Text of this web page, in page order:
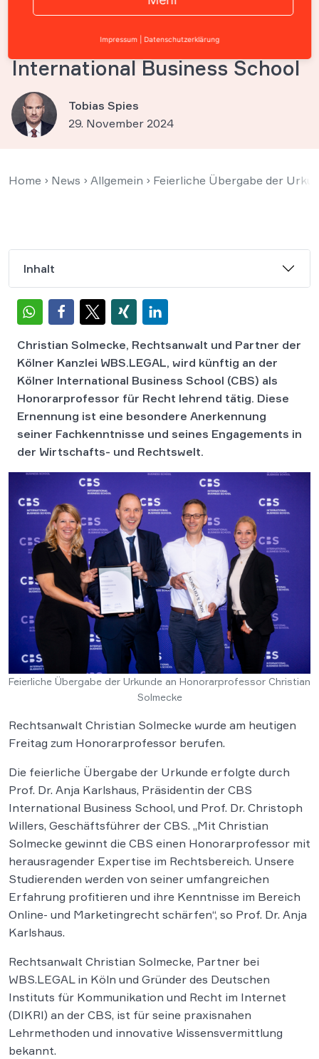
Solmecke wird
Honorarprofessor an der CBS
International Business School
Tobias Spies
29. November 2024
Home › News › Allgemein › Feierliche Übergabe der
Inhalt
Christian Solmecke, Rechtsanwalt und Partner der
Kölner Kanzlei WBS.LEGAL, wird künftig an der
Kölner International Business School (CBS) als
Honorarprofessor für Recht lehrend tätig. Diese
Ernennung ist eine besondere Anerkennung
seiner Fachkenntnisse und seines Engagements in
der Wirtschafts- und Rechtswelt.
Feierliche Übergabe der Urkunde an Honorarprofessor Christian
Solmecke
Rechtsanwalt Christian Solmecke wurde am heutigen
Freitag zum Honorarprofessor berufen.
Die feierliche Übergabe der Urkunde erfolgte durch
Prof. Dr. Anja Karlshaus, Präsidentin der CBS
International Business School, und Prof. Dr. Christoph
Willers, Geschäftsführer der CBS. „Mit Christian
Solmecke gewinnt die CBS einen Honorarprofessor mit
herausragender Expertise im Rechtsbereich. Unsere
Studierenden werden von seiner umfangreichen
Erfahrung profitieren und ihre Kenntnisse im Bereich
Online- und Marketingrecht schärfen“, so Prof. Dr. Anja
Karlshaus.
Rechtsanwalt Christian Solmecke, Partner bei
WBS.LEGAL in Köln und Gründer des Deutschen
Instituts für Kommunikation und Recht im Internet
(DIKRI) an der CBS, ist für seine praxisnahen
Lehrmethoden und innovative Wissensvermittlung
bekannt.
Impressum Datenschutzerklärung